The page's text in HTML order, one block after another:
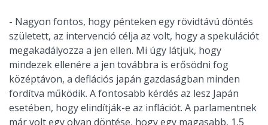
- Nagyon fontos, hogy pénteken egy rövidtávú döntés
született, az intervenció célja az volt, hogy a spekulációt
megakadályozza a jen ellen. Mi úgy látjuk, hogy
mindezek ellenére a jen továbbra is erősödni fog
középtávon, a deflációs japán gazdaságban minden
fordítva működik. A fontosabb kérdés az lesz Japán
esetében, hogy elindítják-e az inflációt. A parlamentnek
már volt egy olyan döntése, hogy egy magasabb, 1,5